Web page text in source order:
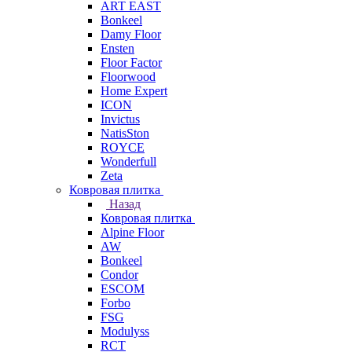
ART EAST
Bonkeel
Damy Floor
Ensten
Floor Factor
Floorwood
Home Expert
ICON
Invictus
NatisSton
ROYCE
Wonderfull
Zeta
Ковровая плитка
Назад
Ковровая плитка
Alpine Floor
AW
Bonkeel
Condor
ESCOM
Forbo
FSG
Modulyss
RCT